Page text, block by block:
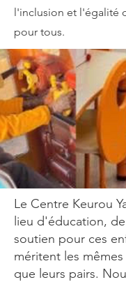
l'inclusion et l'égalité
pour tous.
Le Centre Keurou
lieu d'éducation,
soutien pour ces
méritent les
que leurs pairs.